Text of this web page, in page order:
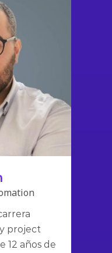
project
12 años de